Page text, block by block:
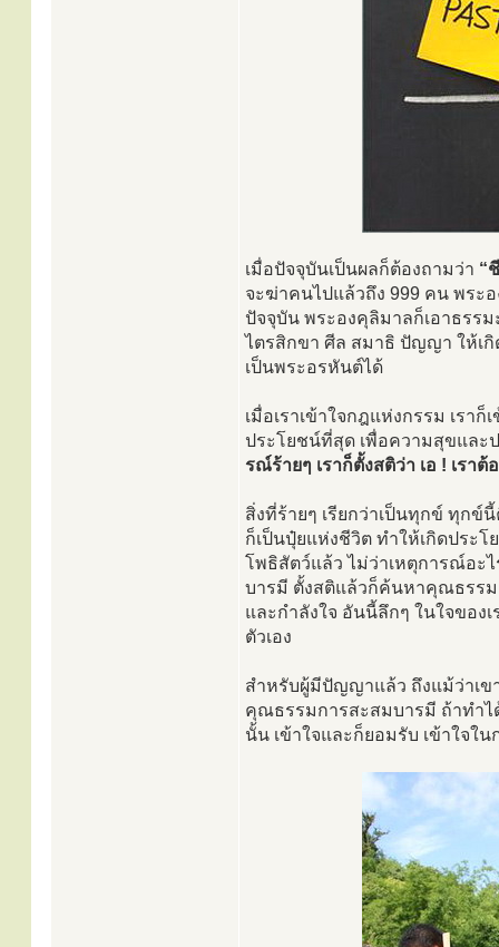
เมื่อปัจจุบันเป็นผลก็ต้องถามว่า “
จะฆ่าคนไปแล้วถึง 999 คน พระ
ปัจจุบัน พระองคุลิมาลก็เอาธรร
ไตรสิกขา ศีล สมาธิ ปัญญา ให้เ
เป็นพระอรหันต์ได้
เมื่อเราเข้าใจกฎแห่งกรรม เรา
ประโยชน์ที่สุด เพื่อความสุขและ
รณ์ร้ายๆ เราก็ตั้งสติว่า เอ ! เรา
สิ่งที่ร้ายๆ เรียกว่าเป็นทุกข์ ทุกข์
ก็เป็นปุ๋ยแห่งชีวิต ทำให้เกิดประ
โพธิสัตว์แล้ว ไม่ว่าเหตุการณ์อะไ
บารมี ตั้งสติแล้วก็ค้นหาคุณธรรม
และกำลังใจ อันนี้ลึกๆ ในใจขอ
ตัวเอง
สำหรับผู้มีปัญญาแล้ว ถึงแม้ว่าเข
คุณธรรมการสะสมบารมี ถ้าทำ
นั้น เข้าใจและก็ยอมรับ เข้าใจ